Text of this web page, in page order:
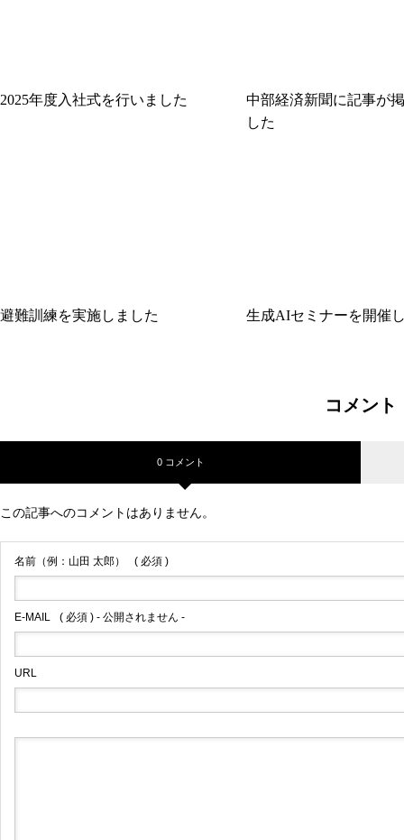
2025年度入社式を行いました
中部経済新聞に記事が
した
避難訓練を実施しました 生成AIセミナーを開催
コメント
0 コメント
この記事へのコメントはありません。
名前（例：山田 太郎） ( 必須 )
E-MAIL ( 必須 ) - 公開されません -
URL